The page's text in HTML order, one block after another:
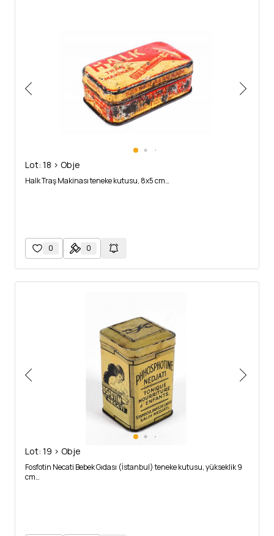
Lot: 18 > Obje
Halk Traş Makinası teneke kutusu, 8x5 cm…
0 0
Lot: 19 > Obje
Fosfotin Necati Bebek Gıdası (İstanbul) teneke kutusu, yükseklik 9
cm…